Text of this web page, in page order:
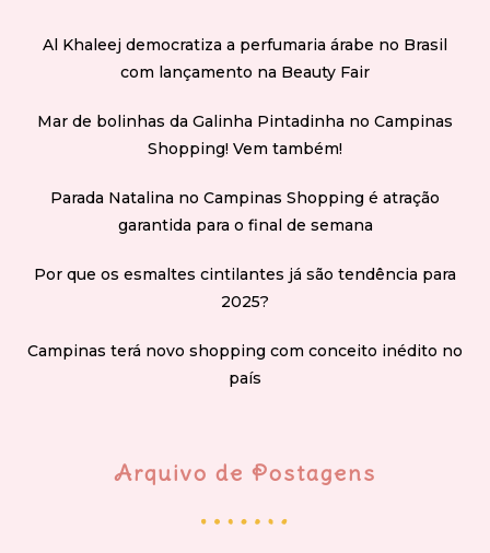
Al Khaleej democratiza a perfumaria árabe no Brasil
com lançamento na Beauty Fair
Mar de bolinhas da Galinha Pintadinha no Campinas
Shopping! Vem também!
Parada Natalina no Campinas Shopping é atração
garantida para o final de semana
Por que os esmaltes cintilantes já são tendência para
2025?
Campinas terá novo shopping com conceito inédito no
país
Arquivo de Postagens